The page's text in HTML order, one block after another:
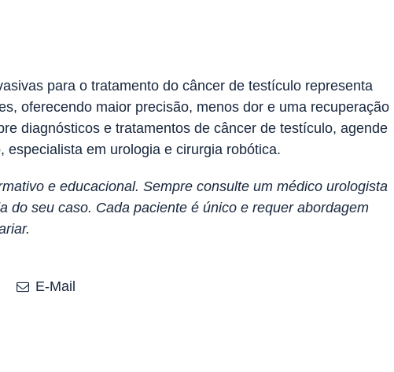
para o tratamento do câncer de testículo representa
oferecendo maior precisão, menos dor e uma recuperação
diagnósticos e tratamentos de câncer de testículo, agende
especialista em urologia e cirurgia robótica.
e educacional. Sempre consulte um médico urologista
do seu caso. Cada paciente é único e requer abordagem
E-Mail